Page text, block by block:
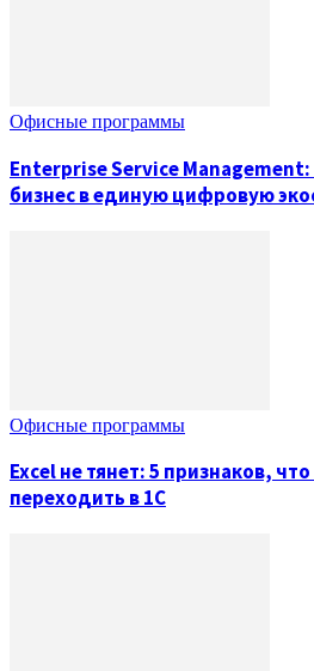
Офисные программы
Enterprise Service Management:
бизнес в единую цифровую
Офисные программы
Excel не тянет: 5 признаков,
переходить в 1С